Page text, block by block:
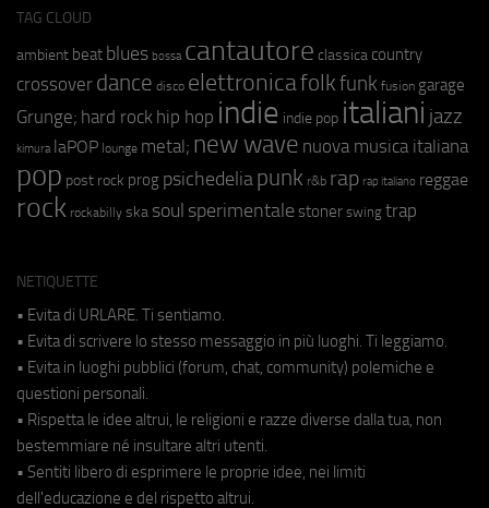
TAG CLOUD
ambient beat blues bossa cantautore classica country
crossover dance disco elettronicafolkfunk fusion garage
Grunge; hard rock hip hop indie indie pop italiani jazz
kimura laPOP lounge metal; new wave nuova musica italiana
pop post rock prog psichedeliapunk r&b rap rap italiano reggae
rock rockabilly ska soul sperimentale stoner swing trap
NETIQUETTE
• Evita di URLARE. Ti sentiamo.
• Evita di scrivere lo stesso messaggio in più luoghi. Ti leggiamo.
• Evita in luoghi pubblici (forum, chat, community) polemiche e
questioni personali.
• Rispetta le idee altrui, le religioni e razze diverse dalla tua, non
bestemmiare né insultare altri utenti.
• Sentiti libero di esprimere le proprie idee, nei limiti
dell'educazione e del rispetto altrui.